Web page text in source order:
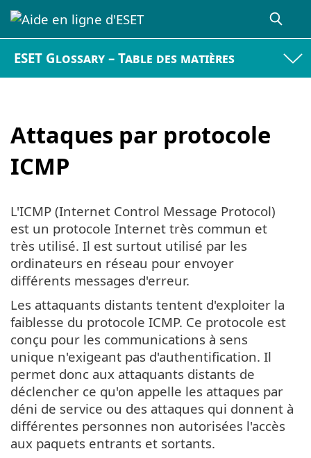
ESET Glossary – Table des matières
Attaques par protocole
ICMP
L'ICMP (Internet Control Message Protocol)
est un protocole Internet très commun et
très utilisé. Il est surtout utilisé par les
ordinateurs en réseau pour envoyer
différents messages d'erreur.
Les attaquants distants tentent d'exploiter la
faiblesse du protocole ICMP. Ce protocole est
conçu pour les communications à sens
unique n'exigeant pas d'authentification. Il
permet donc aux attaquants distants de
déclencher ce qu'on appelle les attaques par
déni de service ou des attaques qui donnent à
différentes personnes non autorisées l'accès
aux paquets entrants et sortants.